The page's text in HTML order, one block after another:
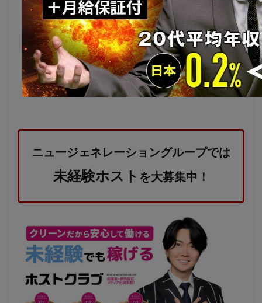
ニュージェネレーショングループでは
未経験ホスト を大募集中！